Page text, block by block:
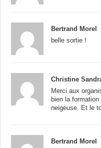
Bertrand Morel
belle sortie !
Christine
Merci aux
bien la
neigeuse. Et le
Bertrand Morel